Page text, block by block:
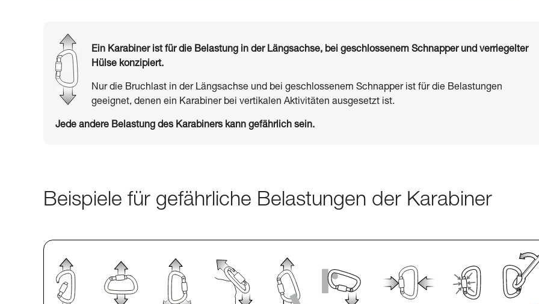
Ein Karabiner ist für die Belastung in der Längsachse, bei geschlossenem Schnapper und verriegelter
Hülse konzipiert.
Nur die Bruchlast in der Längsachse und bei geschlossenem Schnapper ist für die Belastungen
geeignet, denen ein Karabiner bei vertikalen Aktivitäten ausgesetzt ist.
Jede andere Belastung des Karabiners kann gefährlich sein.
Beispiele für gefährliche Belastungen der Karabiner